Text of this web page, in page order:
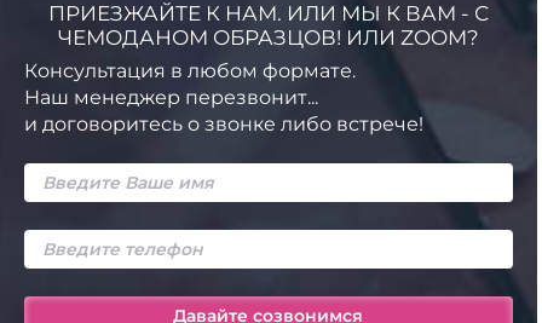
ПРИЕЗЖАЙТЕ К НАМ. ИЛИ МЫ К ВАМ - С
ЧЕМОДАНОМ ОБРАЗЦОВ! ИЛИ ZOOM?
Консультация в любом формате.
Наш менеджер перезвонит...
и договоритесь о звонке либо встрече!